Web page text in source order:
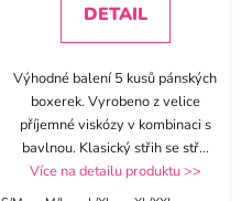
DETAIL
Výhodné balení 5 kusů pánských
boxerek. Vyrobeno z velice
příjemné viskózy v kombinaci s
bavlnou. Klasický střih se stř...
Více na detailu produktu >>